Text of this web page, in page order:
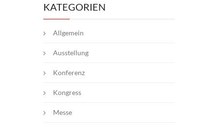
KATEGORIEN
Allgemein
Ausstellung
Konferenz
Kongress
Messe